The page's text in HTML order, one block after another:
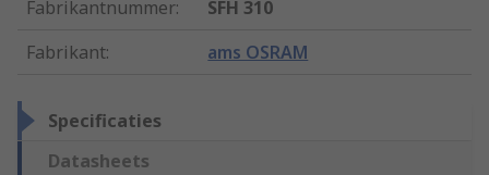
Fabrikantnummer:
SFH 310
Fabrikant: ams OSRAM
Specificaties
Datasheets